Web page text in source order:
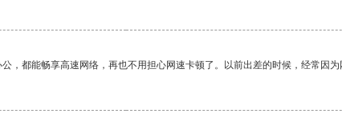
，都能畅享高速网络，再也不用担心网速卡顿了。以前出差的时候，经常因